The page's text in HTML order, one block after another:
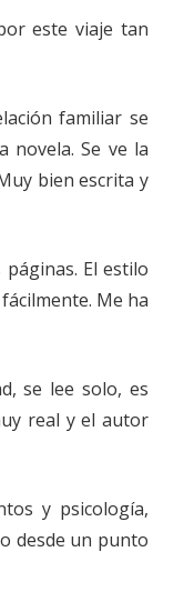
este viaje tan
familiar se
novela. Se ve la
bien escrita y
El estilo
Me ha
se lee solo, es
real y el autor
y psicología,
desde un punto